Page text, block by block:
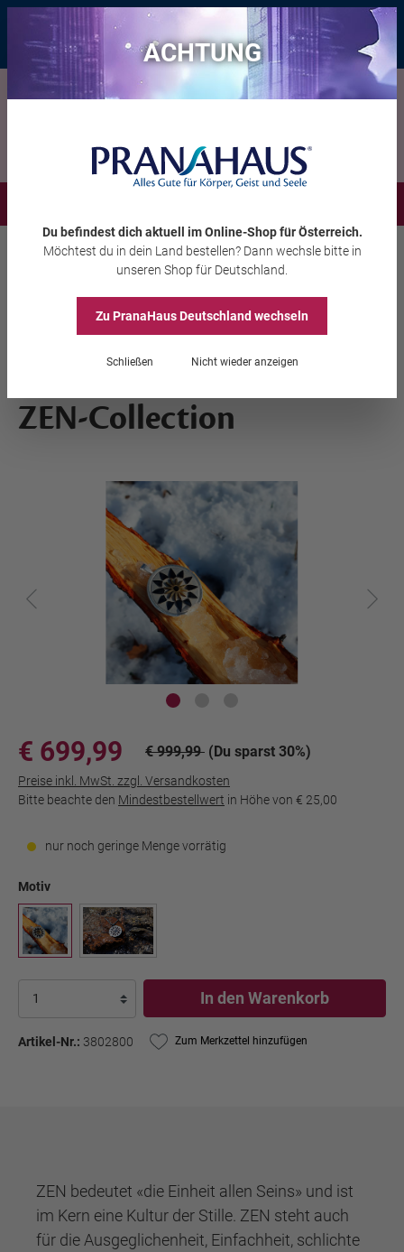
Bis zu 20 € Rabatt* mit dem Vorteils-Codeeintauchen , gültig bis
11.08.2026
Schmuck Anhänger & Ketten
Anhänger „AMARU“
ZEN-Collection
€ 699,99 € 999,99 (Du sparst 30%)
Preise inkl. MwSt. zzgl. Versandkosten
Bitte beachte den Mindestbestellwert in Höhe von € 25,00
nur noch geringe Menge vorrätig
Motiv
In den Warenkorb
Artikel-Nr.: 3802800 Zum Merkzettel hinzufügen
ZEN bedeutet «die Einheit allen Seins» und ist
im Kern eine Kultur der Stille. ZEN steht auch
für die Ausgeglichenheit, Einfachheit, schlichte
ACHTUNG
Du befindest dich aktuell im Online-Shopfür Österreich.
Möchtest du in dein Land bestellen? Dann wechsle bitte in
unseren Shop für Deutschland
Zu PranaHausDeutschland wechseln
Schließen Nicht wieder anzeigen